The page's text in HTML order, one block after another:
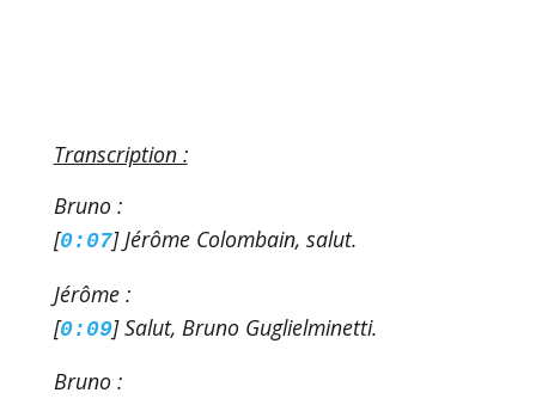
Transcription :
Bruno :
[0:07] Jérôme Colombain, salut.
Jérôme :
[0:09] Salut, Bruno Guglielminetti.
Bruno :